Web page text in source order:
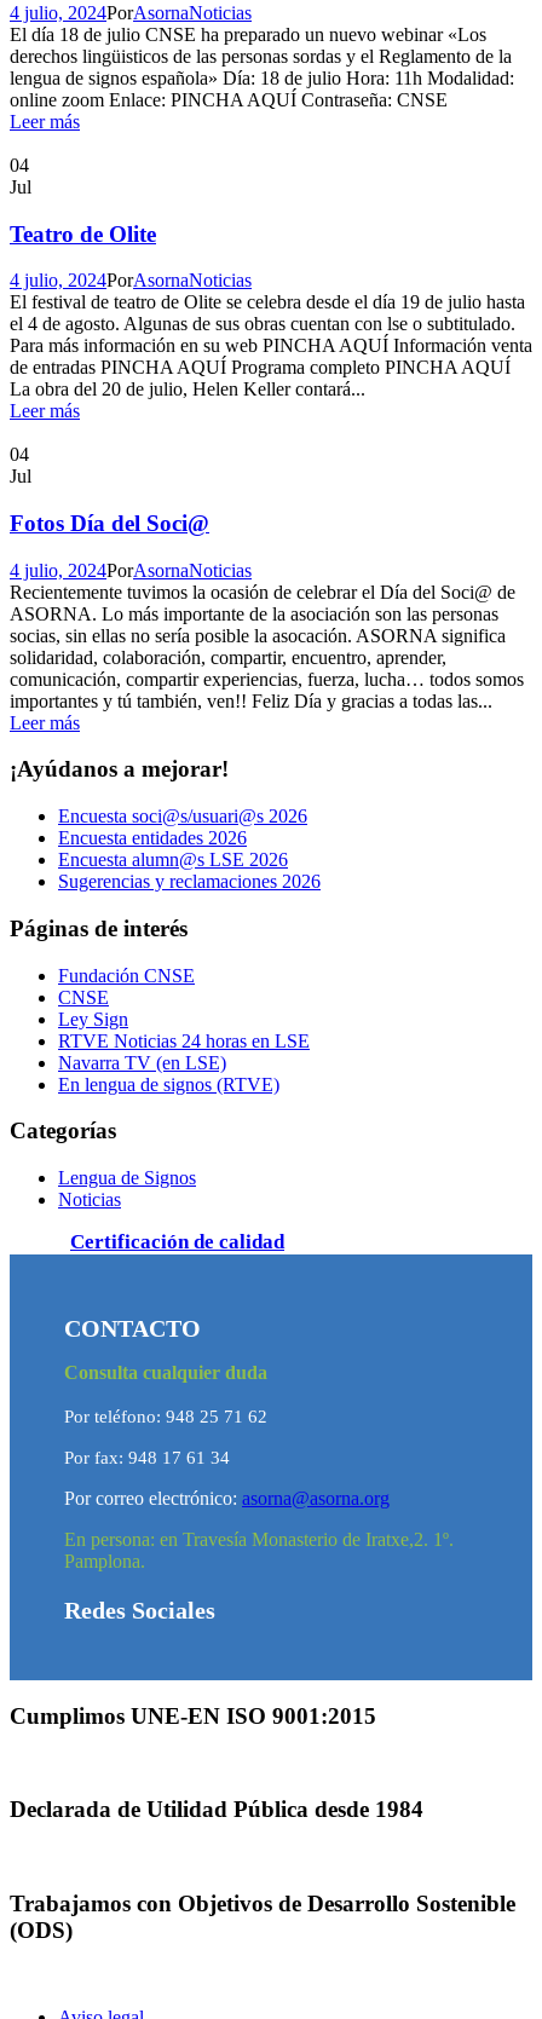
4 julio, 2024PorAsornaNoticias
El día 18 de julio CNSE ha preparado un nuevo webinar «Los
derechos lingüisticos de las personas sordas y el Reglamento de la
lengua de signos española» Día: 18 de julio Hora: 11h Modalidad:
online zoom Enlace: PINCHA AQUÍ Contraseña: CNSE
Leer más
04
Jul
Teatro de Olite
4 julio, 2024PorAsornaNoticias
El festival de teatro de Olite se celebra desde el día 19 de julio hasta
el 4 de agosto. Algunas de sus obras cuentan con lse o subtitulado.
Para más información en su web PINCHA AQUÍ Información venta
de entradas PINCHA AQUÍ Programa completo PINCHA AQUÍ
La obra del 20 de julio, Helen Keller contará...
Leer más
04
Jul
Fotos Día del Soci@
4 julio, 2024PorAsornaNoticias
Recientemente tuvimos la ocasión de celebrar el Día del Soci@ de
ASORNA. Lo más importante de la asociación son las personas
socias, sin ellas no sería posible la asocación. ASORNA significa
solidaridad, colaboración, compartir, encuentro, aprender,
comunicación, compartir experiencias, fuerza, lucha… todos somos
importantes y tú también, ven!! Feliz Día y gracias a todas las...
Leer más
¡Ayúdanos a mejorar!
Encuesta soci@s/usuari@s 2026
Encuesta entidades 2026
Encuesta alumn@s LSE 2026
Sugerencias y reclamaciones 2026
Páginas de interés
Fundación CNSE
CNSE
Ley Sign
RTVE Noticias 24 horas en LSE
Navarra TV (en LSE)
En lengua de signos (RTVE)
Categorías
Lengua de Signos
Noticias
Certificación de calidad
CONTACTO
Consulta cualquier duda
Por teléfono: 948 25 71 62
Por fax: 948 17 61 34
Por correo electrónico: asorna@asorna.org
En persona: en Travesía Monasterio de Iratxe,2. 1º.
Pamplona.
Redes Sociales
Cumplimos UNE-EN ISO 9001:2015
Declarada de Utilidad Pública desde 1984
Trabajamos con Objetivos de Desarrollo Sostenible
(ODS)